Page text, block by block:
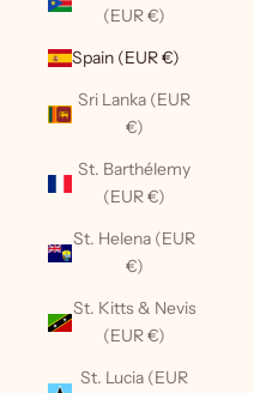
(EUR €)
Spain (EUR €)
Sri Lanka (EUR
€)
St. Barthélemy
(EUR €)
St. Helena (EUR
€)
St. Kitts & Nevis
(EUR €)
St. Lucia (EUR